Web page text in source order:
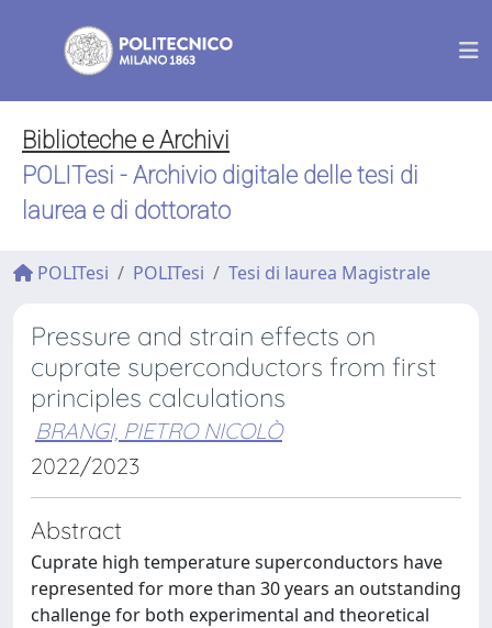
Biblioteche e Archivi
POLITesi - Archivio digitale delle tesi di
laurea e di dottorato
POLITesi POLITesi Tesi di laurea Magistrale
Pressure and strain effects on
cuprate superconductors from first
principles calculations
BRANGI, PIETRO NICOLÒ
2022/2023
Abstract
Cuprate high temperature superconductors have
represented for more than 30 years an outstanding
challenge for both experimental and theoretical